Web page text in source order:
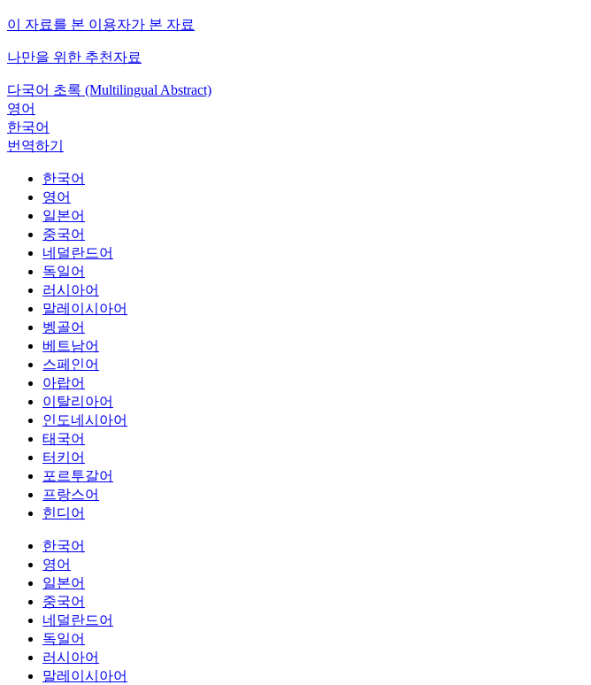
이 자료를 본 이용자가 본 자료
나만을 위한 추천자료
다국어 초록 (Multilingual Abstract)
영어
한국어
번역하기
한국어
영어
일본어
중국어
네덜란드어
독일어
러시아어
말레이시아어
벵골어
베트남어
스페인어
아랍어
이탈리아어
인도네시아어
태국어
터키어
포르투갈어
프랑스어
힌디어
한국어
영어
일본어
중국어
네덜란드어
독일어
러시아어
말레이시아어